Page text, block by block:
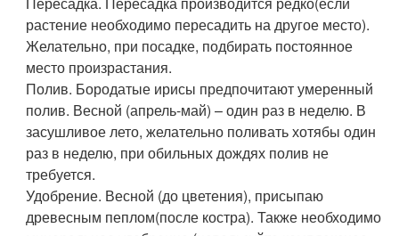
растение необходимо пересадить на другое место).
Желательно, при посадке, подбирать постоянное
место произрастания.
Полив. Бородатые ирисы предпочитают умеренный
полив. Весной (апрель-май) – один раз в неделю. В
засушливое лето, желательно поливать хотябы один
раз в неделю, при обильных дождях полив не
требуется.
Удобрение. Весной (до цветения), присыпаю
древесным пеплом(после костра). Также необходимо